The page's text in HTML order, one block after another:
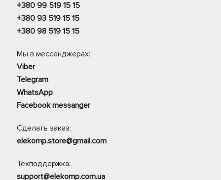
+380 99 519 15 15
+380 93 519 15 15
+380 98 519 15 15
Мы в мессенджерах:
Viber
Telegram
WhatsApp
Facebook messanger
Сделать заказ:
elekomp.store@gmail.com
Техподдержка:
support@elekomp.com.ua